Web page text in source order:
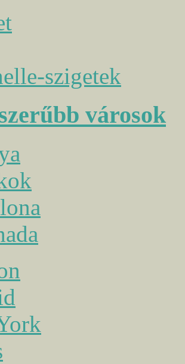
szigetek
városok